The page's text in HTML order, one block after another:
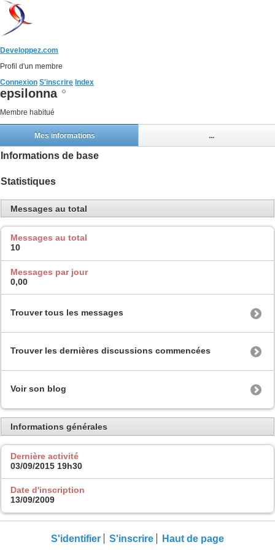
Developpez.com
Profil d'un membre
Connexion S'inscrire Index
epsilonna
Membre habitué
Mes informations ...
Informations de base
Statistiques
Messages au total
Messages au total
10
Messages par jour
0,00
Trouver tous les messages
Trouver les dernières discussions commencées
Voir son blog
Informations générales
Dernière activité
03/09/2015 19h30
Date d'inscription
13/09/2009
S'identifier S'inscrire Haut de page